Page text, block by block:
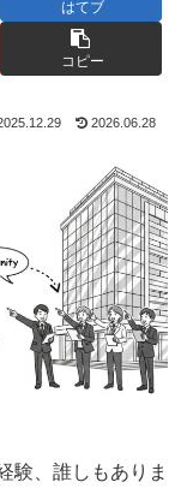
はてブ
コピー
2026.06.28
験、誰しもありま